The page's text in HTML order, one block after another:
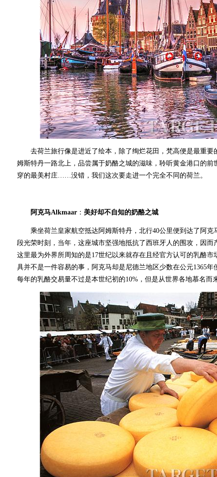
去荷兰旅行像是进近了绘本，除了绚烂花田，梵高便是最重要
姆斯特丹一路北上，品尝属于奶酪之城的滋味，聆听黄金港口的
穿的最美村庄……没错，我们这次要走进一个完全不同的荷兰。
阿克马Alkmaar ：美好却不自知的奶酪之城
乘坐荷兰皇家航空抵达阿姆斯特丹，北行40公里便到达了阿克
段光荣时刻，当年，这座城市坚强地抵抗了西班牙人的围攻，因
这里最为外界所周知的是17世纪以来就存在且经官方认可的乳酪
具并不是一件容易的事，阿克马却是尼德兰地区少数在公元1365
每年的乳酪交易量不过是本世纪初的10%，但是从世界各地慕名而